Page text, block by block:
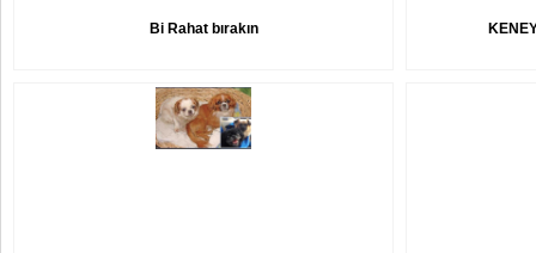
Bi Rahat bırakın